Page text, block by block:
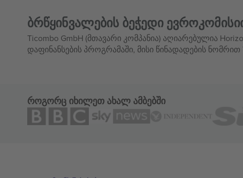
ბრწყინვალების ბეჭედი
Ticombo GmbH (მთავარი კომპანია) აღიარებულია
დაფინანსების პროგრამაში, მისი წინადადების ნომრით
როგორც იხილეთ ახალ ამბებში